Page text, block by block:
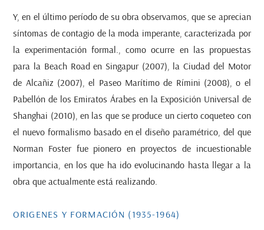
Y, en el último período de su obra observamos, que se aprecian
síntomas de contagio de la moda imperante, caracterizada por
la experimentación formal., como ocurre en las propuestas
para la Beach Road en Singapur (2007), la Ciudad del Motor
de Alcañiz (2007), el Paseo Marítimo de Rímini (2008), o el
Pabellón de los Emiratos Árabes en la Exposición Universal de
Shanghai (2010), en las que se produce un cierto coqueteo con
el nuevo formalismo basado en el diseño paramétrico, del que
Norman Foster fue pionero en proyectos de incuestionable
importancia, en los que ha ido evolucinando hasta llegar a la
obra que actualmente está realizando.
ORIGENES Y FORMACIÓN (1935-1964)